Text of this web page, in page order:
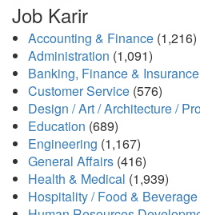
Job Karir
Accounting & Finance (1,216)
Administration (1,091)
Banking, Finance & Insurance
Customer Service (576)
Design / Art / Architecture /
Education (689)
Engineering (1,167)
General Affairs (416)
Health & Medical (1,939)
Hospitality / Food &